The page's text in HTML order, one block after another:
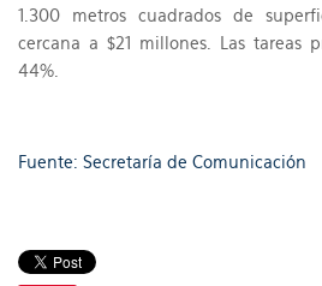
1.300 metros cuadrados de
cercana a $21 millones. Las tareas
44%.
Fuente: Secretaría de Comunicación